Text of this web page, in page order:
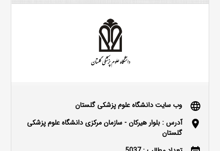
language وب سایت دانشگاه علوم پزشکی گلستان
location_on
آدرس : بلوار هیرکان - سازمان مرکزی دانشگاه علوم پزشکی
گلستان